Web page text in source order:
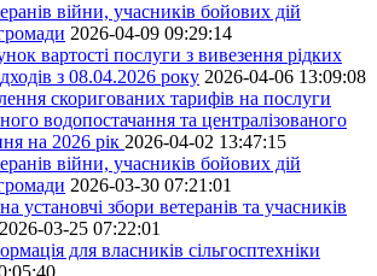
війни, учасників бойових дій
2026-04-09 09:29:14
вартості послуги з вивезення рідких
з 08.04.2026 року 2026-04-06 13:09:08
скоригованих тарифів на послуги
водопостачання та централізованого
на 2026 рік 2026-04-02 13:47:15
війни, учасників бойових дій
2026-03-30 07:21:01
установчі збори ветеранів та учасників
2026-03-25 07:22:01
для власників сільгосптехніки